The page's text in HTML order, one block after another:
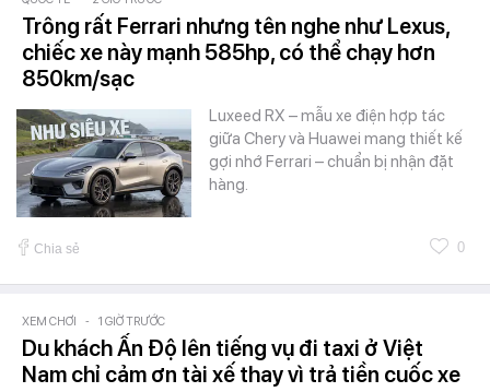
Trông rất Ferrari nhưng tên nghe như Lexus,
chiếc xe này mạnh 585hp, có thể chạy hơn
850km/sạc
Luxeed RX – mẫu xe điện hợp tác
giữa Chery và Huawei mang thiết kế
gợi nhớ Ferrari – chuẩn bị nhận đặt
hàng.
Chia sẻ 0
XEM CHƠI - 1 GIỜ TRƯỚC
Du khách Ấn Độ lên tiếng vụ đi taxi ở Việt
Nam chỉ cảm ơn tài xế thay vì trả tiền cuốc xe